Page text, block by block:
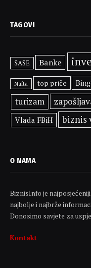
TAGOVI
SASE Banke
Nafta top priče
turizam
Vlada FBiH biznis
O NAMA
BiznisInfo je
najbolje i najbrže
Donosimo savjete za
Kontakt